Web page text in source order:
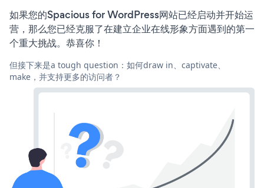
如果您的Spacious for WordPress网站已经启动并开始运
营，那么您已经克服了在建立企业在线形象方面遇到的第一
个重大挑战。恭喜你！
但接下来是a tough question：如何draw in、captivate、
make，并支持更多的访问者？